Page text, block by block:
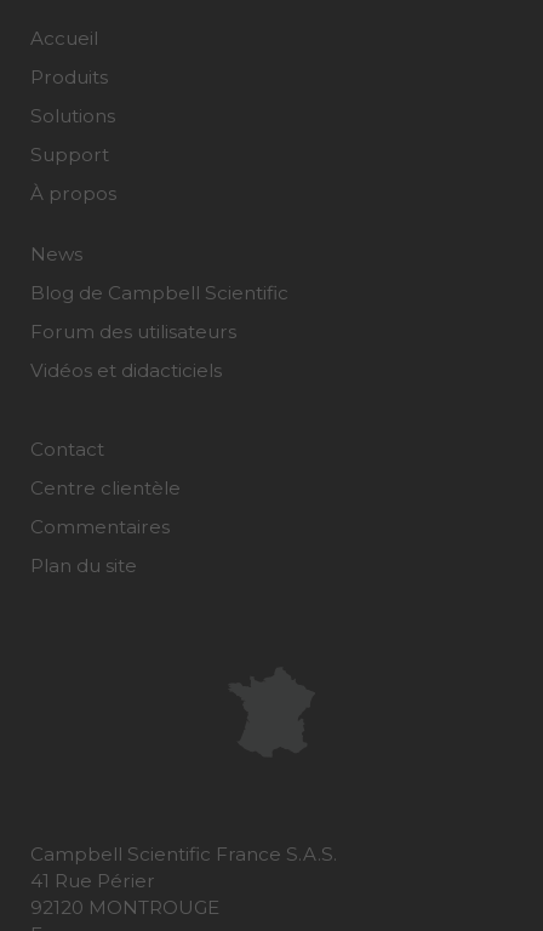
Accueil
Produits
Solutions
Support
À propos
News
Blog de Campbell Scientific
Forum des utilisateurs
Vidéos et didacticiels
Contact
Centre clientèle
Commentaires
Plan du site
Campbell Scientific France S.A.S.
41 Rue Périer
92120 MONTROUGE